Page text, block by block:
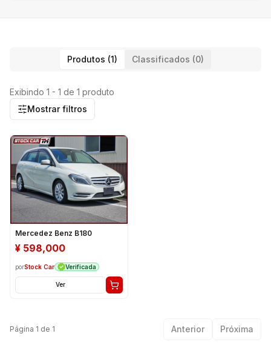
Produtos (1) Classificados (0)
Exibindo 1 - 1 de 1 produto
Mostrar filtros
Mercedez Benz B180
¥ 598,000
porStock Car Verificada
Ver
Página 1 de 1 Anterior Próxima